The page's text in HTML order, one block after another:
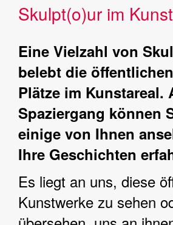
Skulpt(o)ur im
Eine Vielzahl von
belebt die
Plätze im Kunstareal.
Spaziergang können
einige von Ihnen
Ihre Geschichten
Es liegt an uns, diese
Kunstwerke zu sehen